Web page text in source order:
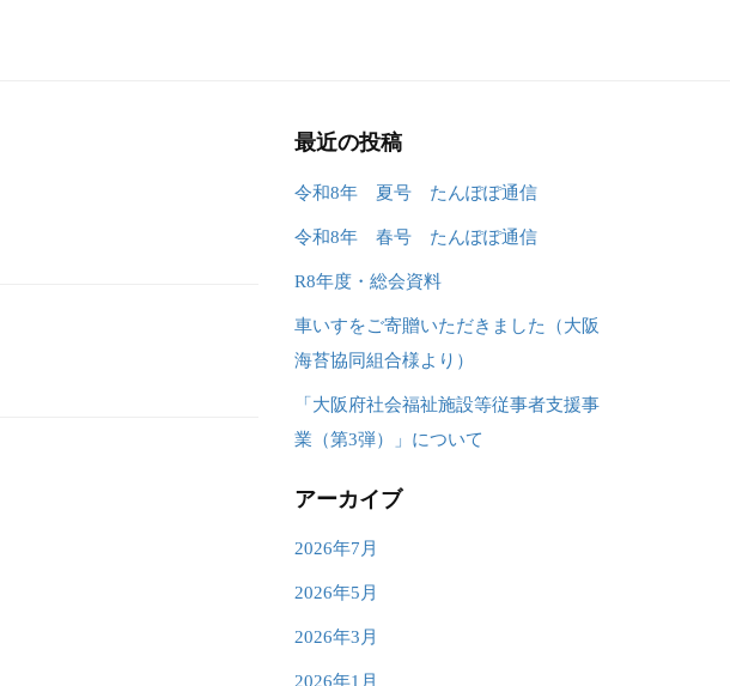
最近の投稿
令和8年 夏号 たんぽぽ通信
令和8年 春号 たんぽぽ通信
R8年度・総会資料
車いすをご寄贈いただきました（大阪
海苔協同組合様より）
「大阪府社会福祉施設等従事者支援事
業（第3弾）」について
アーカイブ
2026年7月
2026年5月
2026年3月
2026年1月